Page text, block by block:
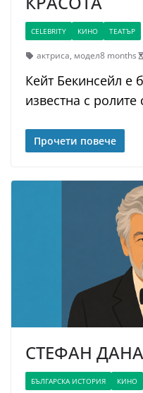
CELEBRITY КИНО ТЕАТЪР
актриса, модел8 months
Кейт Бекинсейл е
известна с ролите
Прочети повече
СТЕФАН
БЪЛГАРСКА ИСТОРИЯ КИНО